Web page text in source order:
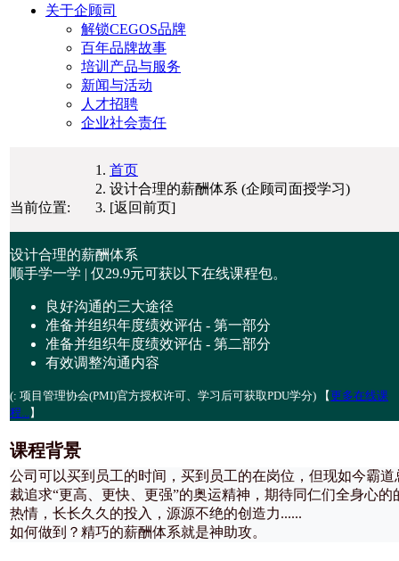
关于企顾司
解锁CEGOS品牌
百年品牌故事
培训产品与服务
新闻与活动
人才招聘
企业社会责任
当前位置:
首页
设计合理的薪酬体系 (企顾司面授学习)
[返回前页]
设计合理的薪酬体系
顺手学一学 | 仅29.9元可获以下在线课程包。
良好沟通的三大途径
准备并组织年度绩效评估 - 第一部分
准备并组织年度绩效评估 - 第二部分
有效调整沟通内容
(: 项目管理协会(PMI)官方授权许可、学习后可获取PDU学分) 【更多在线课
程...】
课程背景
公司可以买到员工的时间，买到员工的在岗位，但现如今霸道
裁追求“更高、更快、更强”的奥运精神，期待同仁们全身心的
热情，长长久久的投入，源源不绝的创造力......
如何做到？精巧的薪酬体系就是神助攻。